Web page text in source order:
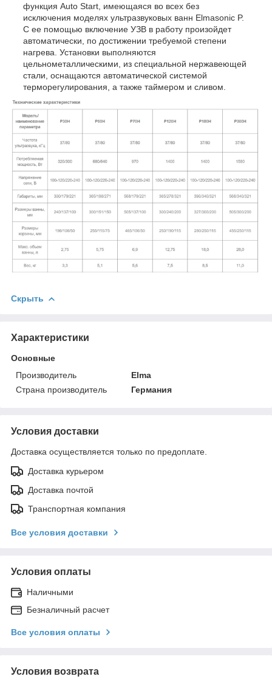
функция Auto Start, имеющаяся во всех без
исключения моделях ультразвуковых ванн Elmasonic P.
С ее помощью включение УЗВ в работу произойдет
автоматически, по достижении требуемой степени
нагрева. Установки выполняются
цельнометаллическими, из специальной нержавеющей
стали, оснащаются автоматической системой
терморегулирования, а также таймером и сливом.
Скрыть
Характеристики
Основные
Производитель
Elma
Страна производитель
Германия
Условия доставки
Доставка осуществляется только по предоплате.
Доставка курьером
Доставка почтой
Транспортная компания
Все условия доставки
Условия оплаты
Наличными
Безналичный расчет
Все условия оплаты
Условия возврата